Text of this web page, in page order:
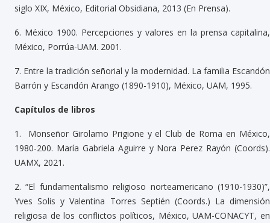
siglo XIX, México, Editorial Obsidiana, 2013 (En Prensa).
6. México 1900. Percepciones y valores en la prensa capitalina,
México, Porrúa-UAM. 2001.
7. Entre la tradición señorial y la modernidad. La familia Escandón
Barrón y Escandón Arango (1890-1910), México, UAM, 1995.
Capítulos de libros
1.
Monseñor Girolamo Prigione y el Club de Roma en México,
1980-200. María Gabriela Aguirre y Nora Perez Rayón (Coords).
UAMX, 2021.
2. “El fundamentalismo religioso norteamericano (1910-1930)”,
Yves Solis y Valentina Torres Septién (Coords.) La dimensión
religiosa de los conflictos políticos, México, UAM-CONACYT, en